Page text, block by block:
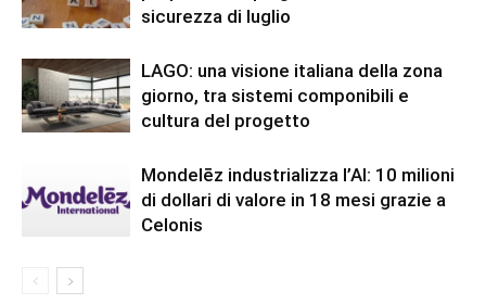
sicurezza di luglio
LAGO: una visione italiana della zona
giorno, tra sistemi componibili e
cultura del progetto
Mondelēz industrializza l’AI: 10 milioni
di dollari di valore in 18 mesi grazie a
Celonis